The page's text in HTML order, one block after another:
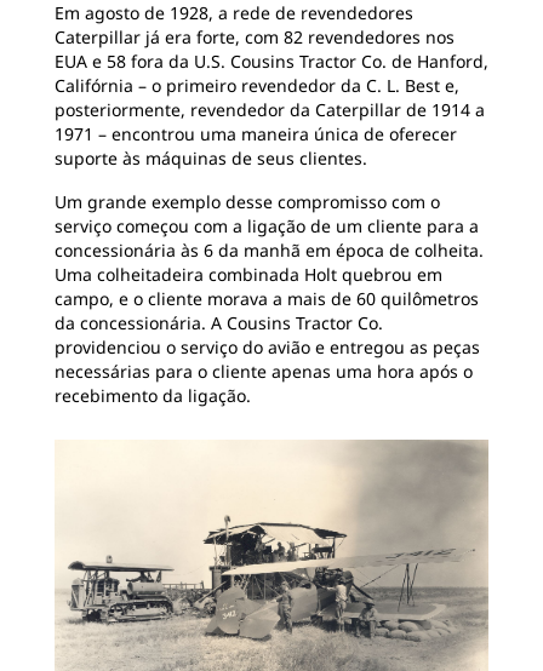
Em agosto de 1928, a rede de revendedores
Caterpillar já era forte, com 82 revendedores nos
EUA e 58 fora da U.S. Cousins Tractor Co. de Hanford,
Califórnia – o primeiro revendedor da C. L. Best e,
posteriormente, revendedor da Caterpillar de 1914 a
1971 – encontrou uma maneira única de oferecer
suporte às máquinas de seus clientes.
Um grande exemplo desse compromisso com o
serviço começou com a ligação de um cliente para a
concessionária às 6 da manhã em época de colheita.
Uma colheitadeira combinada Holt quebrou em
campo, e o cliente morava a mais de 60 quilômetros
da concessionária. A Cousins Tractor Co.
providenciou o serviço do avião e entregou as peças
necessárias para o cliente apenas uma hora após o
recebimento da ligação.